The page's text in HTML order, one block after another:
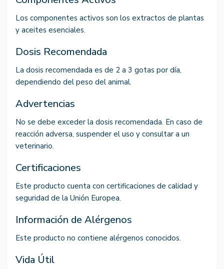
Los componentes activos son los extractos de plantas
y aceites esenciales.
Dosis Recomendada
La dosis recomendada es de 2 a 3 gotas por día,
dependiendo del peso del animal.
Advertencias
No se debe exceder la dosis recomendada. En caso de
reacción adversa, suspender el uso y consultar a un
veterinario.
Certificaciones
Este producto cuenta con certificaciones de calidad y
seguridad de la Unión Europea.
Información de Alérgenos
Este producto no contiene alérgenos conocidos.
Vida Útil